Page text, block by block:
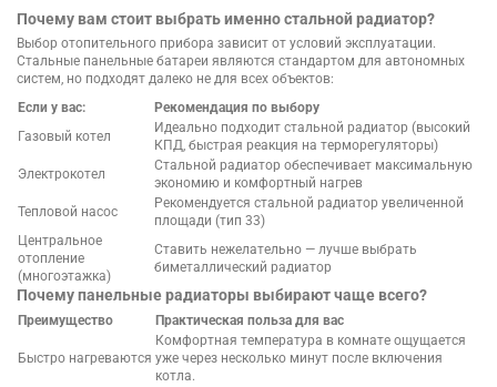
Почему вам стоит выбрать именно стальной радиатор?
Выбор отопительного прибора зависит от условий эксплуатации.
Стальные панельные батареи являются стандартом для автономных
систем, но подходят далеко не для всех объектов:
Если у вас:
Рекомендация по выбору
Газовый котел
Идеально подходит стальной радиатор (высокий
КПД, быстрая реакция на терморегуляторы)
Электрокотел
Стальной радиатор обеспечивает максимальную
экономию и комфортный нагрев
Тепловой насос
Рекомендуется стальной радиатор увеличенной
площади (тип 33)
Центральное
отопление
(многоэтажка)
Ставить нежелательно — лучше выбрать
биметаллический радиатор
Почему панельные радиаторы выбирают чаще всего?
Преимущество Практическая польза для вас
Быстро нагреваются
Комфортная температура в комнате ощущается
уже через несколько минут после включения
котла.